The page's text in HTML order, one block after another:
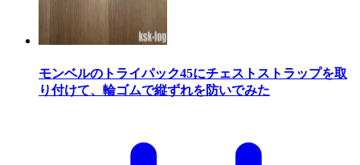
モンベルのトライパック45にチェストストラップを取
り付けて、輪ゴムで縦ずれを防いでみた